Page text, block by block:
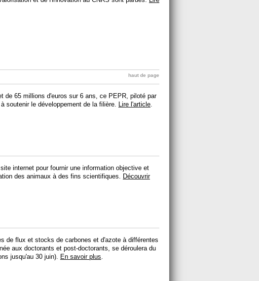
haut de page
de 65 millions d'euros sur 6 ans, ce PEPR, piloté par
soutenir le développement de la filière. Lire l'article.
internet pour fournir une information objective et
des animaux à des fins scientifiques. Découvrir
de flux et stocks de carbones et d'azote à différentes
aux doctorants et post-doctorants, se déroulera du
jusqu'au 30 juin). En savoir plus.